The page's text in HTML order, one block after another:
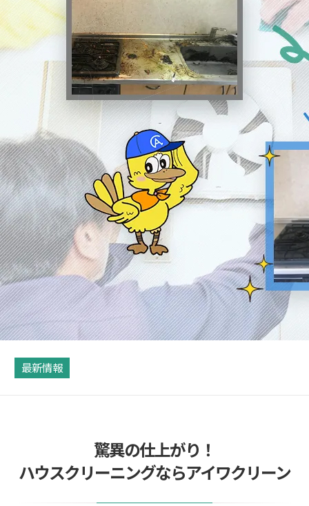
最新情報
驚異の仕上がり！
ハウスクリーニングならアイワクリーン